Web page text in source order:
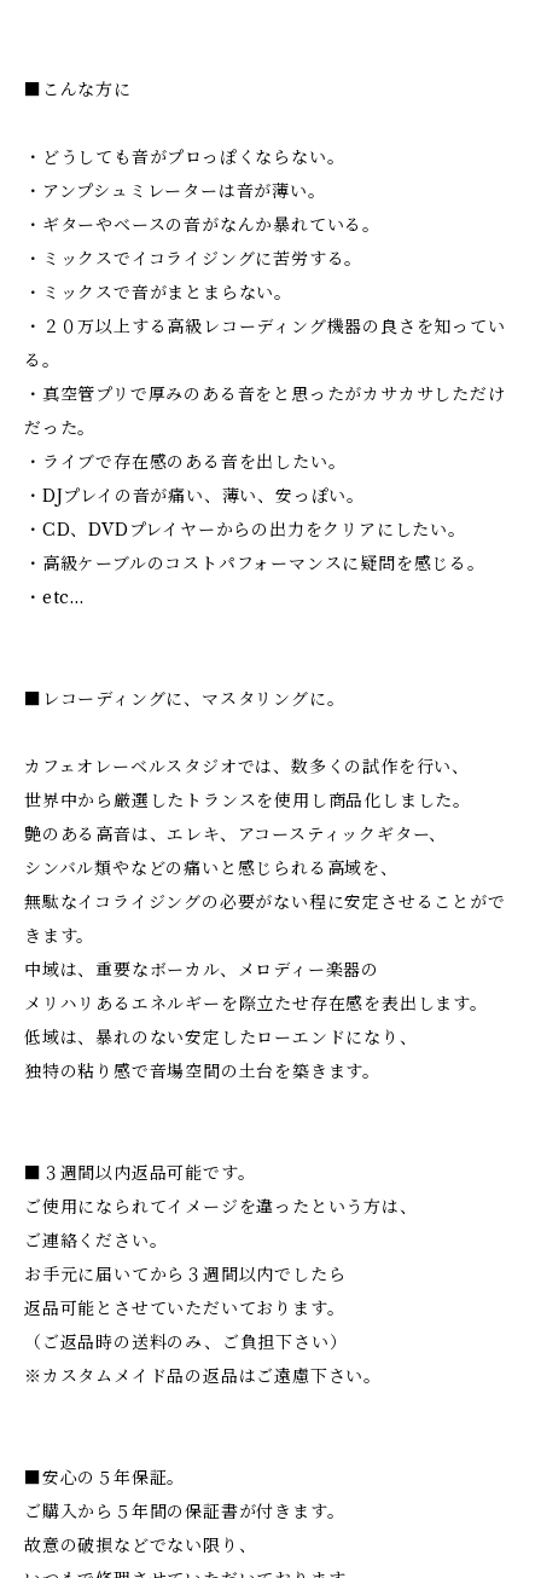
■こんな方に
・どうしても音がプロっぽくならない。
・アンプシュミレーターは音が薄い。
・ギターやベースの音がなんか暴れている。
・ミックスでイコライジングに苦労する。
・ミックスで音がまとまらない。
・２０万以上する高級レコーディング機器の良さを知ってい
る。
・真空管プリで厚みのある音をと思ったがカサカサしただけ
だった。
・ライブで存在感のある音を出したい。
・DJプレイの音が痛い、薄い、安っぽい。
・CD、DVDプレイヤーからの出力をクリアにしたい。
・高級ケーブルのコストパフォーマンスに疑問を感じる。
・etc...
■レコーディングに、マスタリングに。
カフェオレーベルスタジオでは、数多くの試作を行い、
世界中から厳選したトランスを使用し商品化しました。
艶のある高音は、エレキ、アコースティックギター、
シンバル類やなどの痛いと感じられる高域を、
無駄なイコライジングの必要がない程に安定させることがで
きます。
中域は、重要なボーカル、メロディー楽器の
メリハリあるエネルギーを際立たせ存在感を表出します。
低域は、暴れのない安定したローエンドになり、
独特の粘り感で音場空間の土台を築きます。
■３週間以内返品可能です。
ご使用になられてイメージを違ったという方は、
ご連絡ください。
お手元に届いてから３週間以内でしたら
返品可能とさせていただいております。
（ご返品時の送料のみ、ご負担下さい）
※カスタムメイド品の返品はご遠慮下さい。
■安心の５年保証。
ご購入から５年間の保証書が付きます。
故意の破損などでない限り、